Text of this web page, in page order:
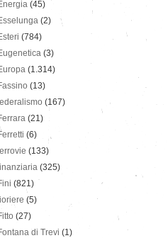
(45)
(2)
(784)
(3)
(1.314)
(13)
(167)
(21)
(6)
(133)
(325)
(821)
(5)
(27)
di Trevi (1)